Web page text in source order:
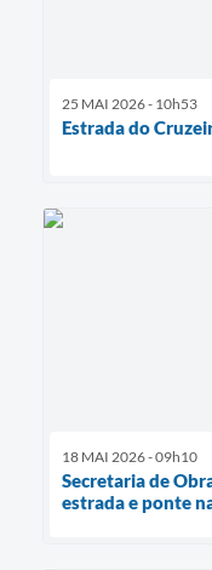
25 MAI 2026 - 10h53
Estrada do
18 MAI 2026 - 09h10
Secretaria de
estrada e ponte